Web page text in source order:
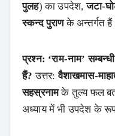
पुलह) का उपदेश,जटा-
स्कन्द पुराणके अन्तर्गत
प्रश्न: ‘राम-नाम’
हैं? उत्तर:वैशाखमास-
सहस्रनामके तुल्य फल
अध्याय में भी उपदेश के रूप